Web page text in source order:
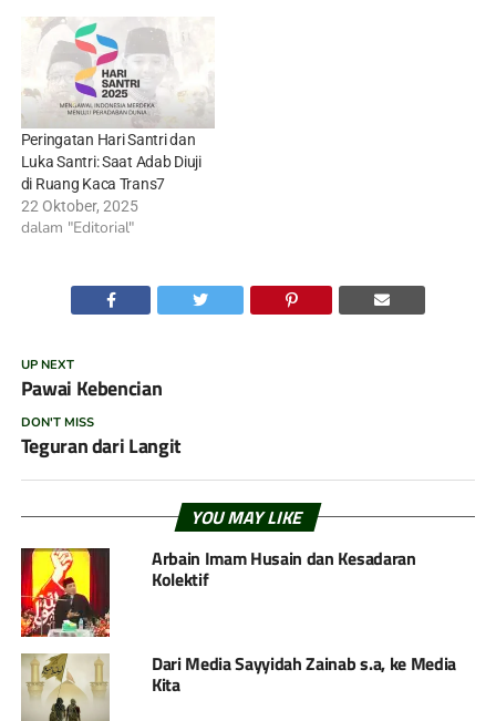
Peringatan Hari Santri dan
Luka Santri: Saat Adab Diuji
di Ruang Kaca Trans7
22 Oktober, 2025
dalam "Editorial"
UP NEXT
Pawai Kebencian
DON'T MISS
Teguran dari Langit
YOU MAY LIKE
Arbain Imam Husain dan Kesadaran
Kolektif
Dari Media Sayyidah Zainab s.a, ke Media
Kita